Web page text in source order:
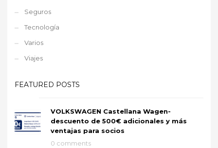
Seguros
Tecnología
Varios
Viajes
FEATURED POSTS
VOLKSWAGEN Castellana Wagen-
descuento de 500€ adicionales y más
ventajas para socios
0 comments